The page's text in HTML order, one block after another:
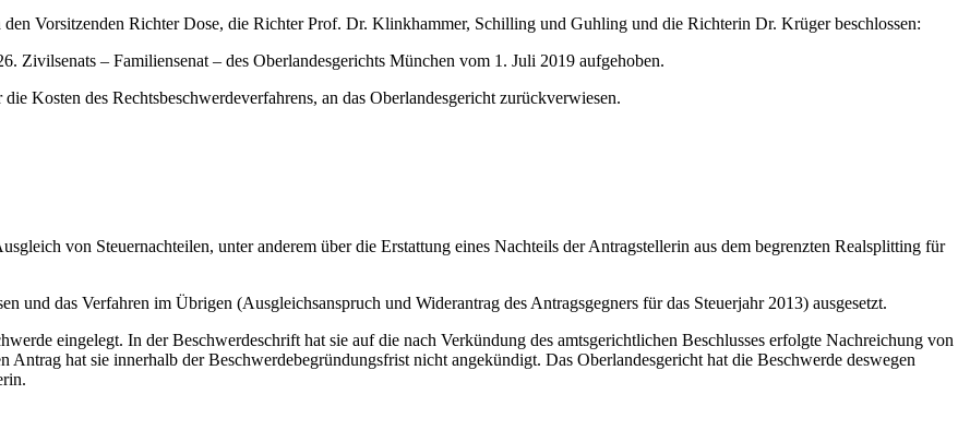
Vorsitzenden Richter Dose, die Richter Prof. Dr. Klinkhammer, Schilling und Guhling und die Richterin Dr. Krüger beschlossen:
Zivilsenats – Familiensenat – des Oberlandesgerichts München vom 1. Juli 2019 aufgehoben.
Kosten des Rechtsbeschwerdeverfahrens, an das Oberlandesgericht zurückverwiesen.
von Steuernachteilen, unter anderem über die Erstattung eines Nachteils der Antragstellerin aus dem begrenzten Realsplitting für
und das Verfahren im Übrigen (Ausgleichsanspruch und Widerantrag des Antragsgegners für das Steuerjahr 2013) ausgesetzt.
eingelegt. In der Beschwerdeschrift hat sie auf die nach Verkündung des amtsgerichtlichen Beschlusses erfolgte Nachreichung von
Antrag hat sie innerhalb der Beschwerdebegründungsfrist nicht angekündigt. Das Oberlandesgericht hat die Beschwerde deswegen